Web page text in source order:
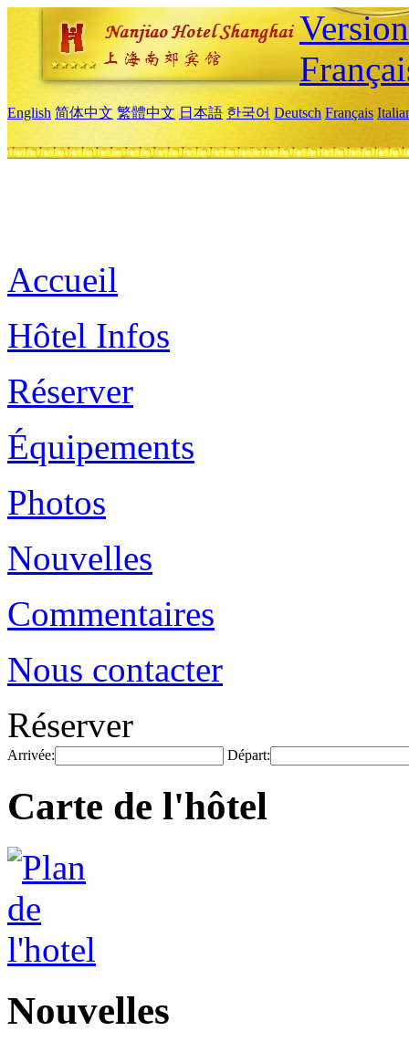
English 简体中文 繁體中文 日本語 한국어 Deutsch Français
Accueil
Hôtel Infos
Réserver
Équipements
Photos
Nouvelles
Commentaires
Nous contacter
Réserver
Arrivée: Départ:
Carte de l'hôtel
Nouvelles